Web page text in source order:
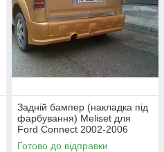
Задній бампер (накладка під
фарбування) Meliset для
Ford Connect 2002-2006
Склопластик
Готово до відправки